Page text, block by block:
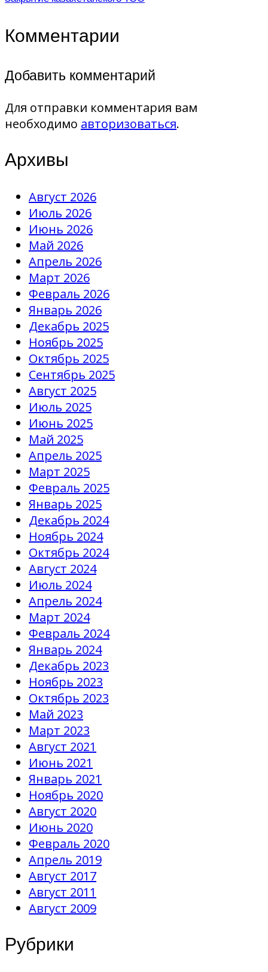
Комментарии
Добавить комментарий
Для отправки комментария вам
необходимо авторизоваться.
Архивы
Август 2026
Июль 2026
Июнь 2026
Май 2026
Апрель 2026
Март 2026
Февраль 2026
Январь 2026
Декабрь 2025
Ноябрь 2025
Октябрь 2025
Сентябрь 2025
Август 2025
Июль 2025
Июнь 2025
Май 2025
Апрель 2025
Март 2025
Февраль 2025
Январь 2025
Декабрь 2024
Ноябрь 2024
Октябрь 2024
Август 2024
Июль 2024
Апрель 2024
Март 2024
Февраль 2024
Январь 2024
Декабрь 2023
Ноябрь 2023
Октябрь 2023
Май 2023
Март 2023
Август 2021
Июнь 2021
Январь 2021
Ноябрь 2020
Август 2020
Июнь 2020
Февраль 2020
Апрель 2019
Август 2017
Август 2011
Август 2009
Рубрики